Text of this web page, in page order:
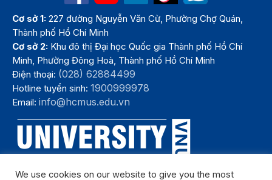
Cơ sở 1: 227 đường Nguyễn Văn Cừ, Phường Chợ Quán,
Thành phố Hồ Chí Minh
Cơ sở 2: Khu đô thị Đại học Quốc gia Thành phố Hồ Chí
Minh, Phường Đông Hoà, Thành phố Hồ Chí Minh
Điện thoại: (028) 62884499
Hotline tuyển sinh:1900999978
Email:info@hcmus.edu.vn
We use cookies on our website to give you the most